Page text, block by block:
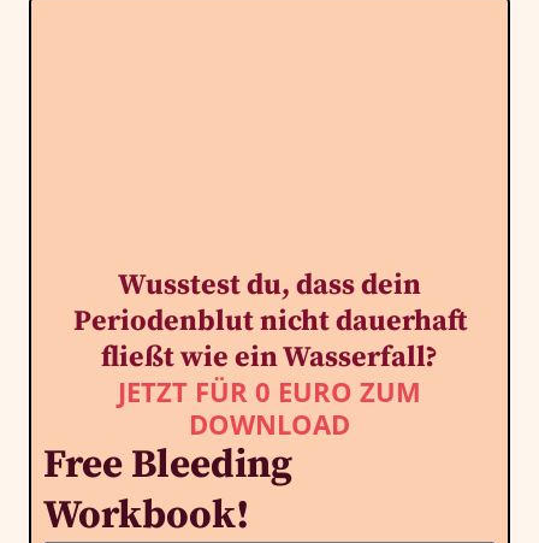
Wusstest du, dass dein
Periodenblut nicht dauerhaft
fließt wie ein Wasserfall?
JETZT FÜR 0 EURO ZUM
DOWNLOAD
Free Bleeding
Workbook!